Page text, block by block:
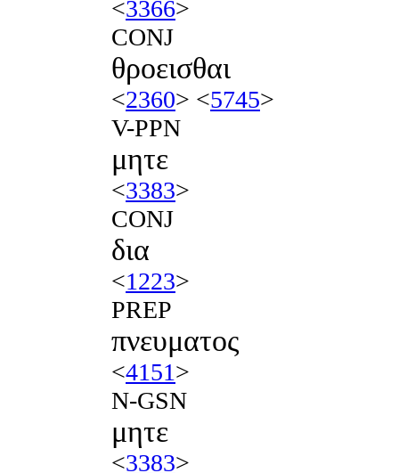
<3366>
CONJ
θροεισθαι
<2360> <5745>
V-PPN
μητε
<3383>
CONJ
δια
<1223>
PREP
πνευματος
<4151>
N-GSN
μητε
<3383>